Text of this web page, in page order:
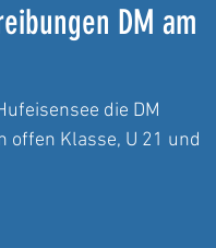
DM am
die DM
offen Klasse, U 21 und